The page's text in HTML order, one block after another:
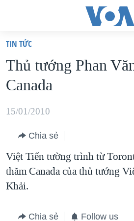
truy
cập
Tới
dung
chính
điều
hướng
chính
VIỆT NAM
HOA KỲ
BIỂN ĐÔNG
BLOG
DIỄN ĐÀN
MỤC
VẠCH TRẦN TIN GIẢ
CHIẾN TRANH THƯƠNG MẠI CỦA
HỌC TIẾNG ANH
TIN TỨC
Thủ tướng Phan
Canada
15/01/2010
Chia sẻ
Việt Tiến tường trình từ
thăm Canada của thủ tướng
Khải.
Chia sẻ Follow us